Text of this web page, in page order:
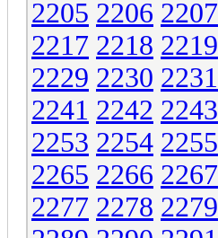
2205 2206 2207
2217 2218 2219
2229 2230 2231
2241 2242 2243
2253 2254 2255
2265 2266 2267
2277 2278 2279